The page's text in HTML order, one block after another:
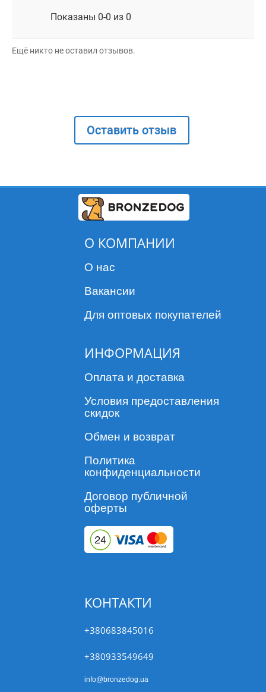
Показаны 0-0 из 0
Ещё никто не оставил отзывов.
Оставить отзыв
О КОМПАНИИ
О нас
Вакансии
Для оптовых покупателей
ИНФОРМАЦИЯ
Оплата и доставка
Условия предоставления
скидок
Обмен и возврат
Политика
конфиденциальности
Договор публичной
оферты
КОНТАКТИ
+380683845016
+380933549649
info@bronzedog.ua